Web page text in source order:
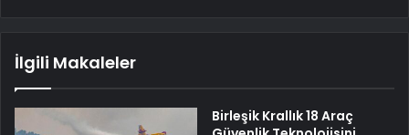
İlgili Makaleler
Birleşik Krallık 18 Araç